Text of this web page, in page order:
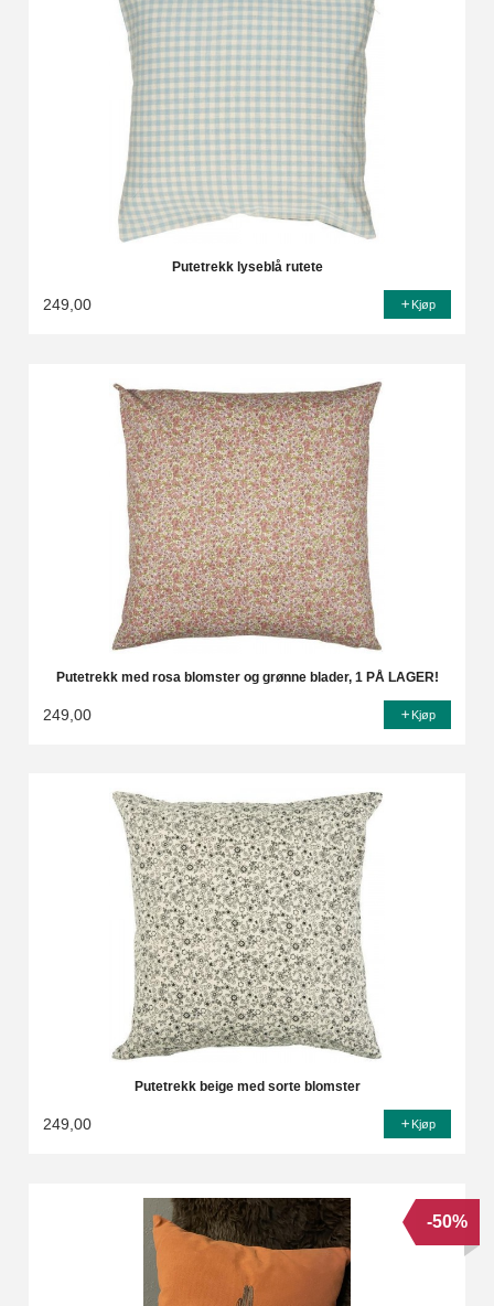
Putetrekk lyseblå rutete
249,00 Kjøp
Putetrekk med rosa blomster og grønne blader, 1 PÅ LAGER!
249,00 Kjøp
Putetrekk beige med sorte blomster
249,00 Kjøp
-50%